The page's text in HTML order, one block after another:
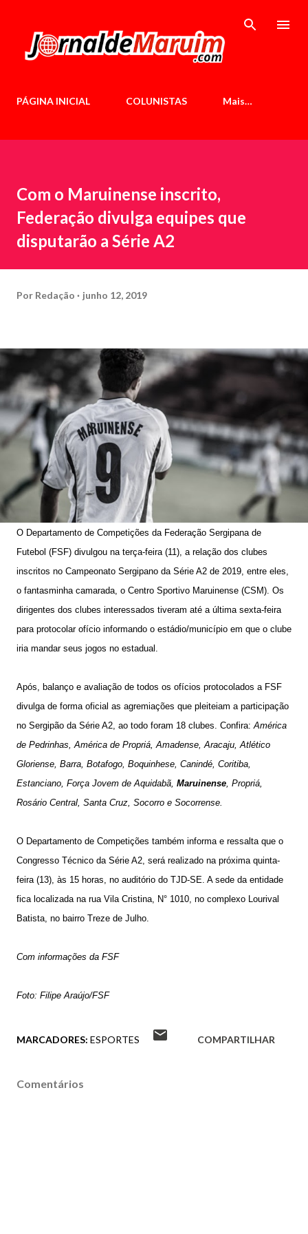
PÁGINA INICIAL COLUNISTAS Mais…
Com o Maruinense inscrito,
Federação divulga equipes que
disputarão a Série A2
Por Redação junho 12, 2019
O Departamento de Competições da Federação Sergipana de
Futebol (FSF) divulgou na terça-feira (11), a relação dos clubes
inscritos no Campeonato Sergipano da Série A2 de 2019, entre eles,
o fantasminha camarada, o Centro Sportivo Maruinense (CSM). Os
dirigentes dos clubes interessados tiveram até a última sexta-feira
para protocolar ofício informando o estádio/município em que o clube
iria mandar seus jogos no estadual.
Após, balanço e avaliação de todos os ofícios protocolados a FSF
divulga de forma oficial as agremiações que pleiteiam a participação
no Sergipão da Série A2, ao todo foram 18 clubes. Confira: América
de Pedrinhas, América de Propriá, Amadense, Aracaju, Atlético
Gloriense, Barra, Botafogo, Boquinhese, Canindé, Coritiba,
Estanciano, Força Jovem de Aquidabã, Maruinense, Propriá,
Rosário Central, Santa Cruz, Socorro e Socorrense.
O Departamento de Competições também informa e ressalta que o
Congresso Técnico da Série A2, será realizado na próxima quinta-
feira (13), às 15 horas, no auditório do TJD-SE. A sede da entidade
fica localizada na rua Vila Cristina, N° 1010, no complexo Lourival
Batista, no bairro Treze de Julho.
Com informações da FSF
Foto: Filipe Araújo/FSF
MARCADORES: ESPORTES COMPARTILHAR
Comentários